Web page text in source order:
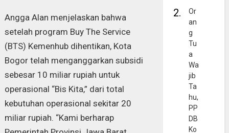
Angga Alan menjelaskan bahwa
setelah program Buy The Service
(BTS) Kemenhub dihentikan, Kota
Bogor telah menganggarkan subsidi
sebesar 10 miliar rupiah untuk
operasional “Bis Kita,” dari total
kebutuhan operasional sekitar 20
miliar rupiah. “Kami berharap
2.
Or
an
g
Tu
a
Wa
jib
Ta
hu,
PP
DB
Ko